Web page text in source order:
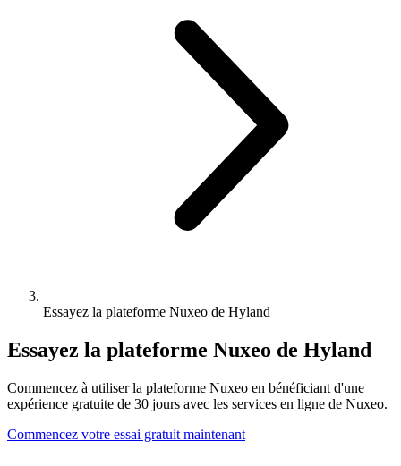
Essayez la plateforme Nuxeo de Hyland
Essayez la plateforme Nuxeo de Hyland
Commencez à utiliser la plateforme Nuxeo en bénéficiant d'une
expérience gratuite de 30 jours avec les services en ligne de Nuxeo.
Commencez votre essai gratuit maintenant